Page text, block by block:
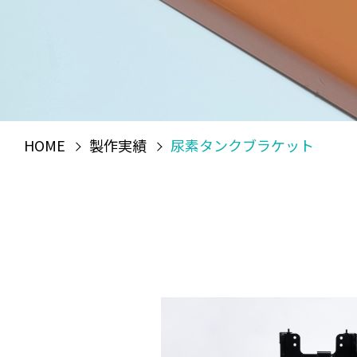
HOME 製作実績 尿素タンクブラケット